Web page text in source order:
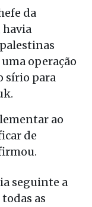
da
havia
operação
sírio para
ao
de
seguinte a
as